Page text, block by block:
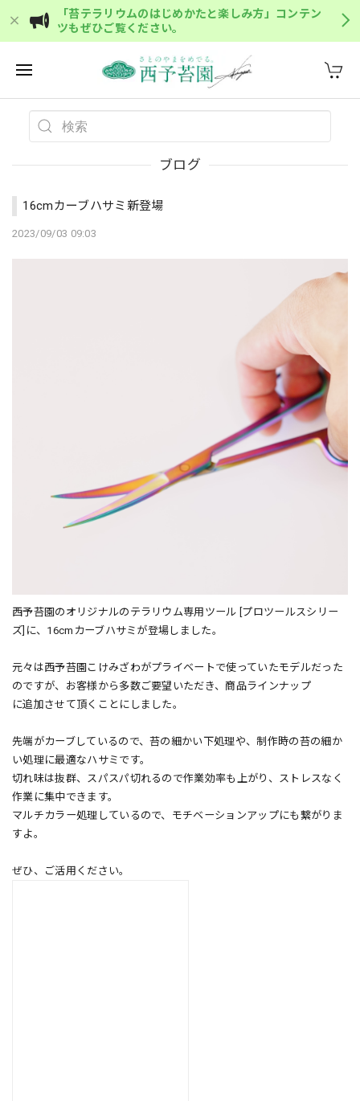
「苔テラリウムのはじめかたと楽しみ方」コンテン
ツもぜひご覧ください。
ブログ
16cmカーブハサミ新登場
2023/09/03 09:03
西予苔園のオリジナルのテラリウム専用ツール [プロツールスシリー
ズ]に、16cmカーブハサミが登場しました。
元々は西予苔園こけみざわがプライベートで使っていたモデルだった
のですが、お客様から多数ご要望いただき、商品ラインナップ
に追加させて頂くことにしました。
先端がカーブしているので、苔の細かい下処理や、制作時の苔の細か
い処理に最適なハサミです。
切れ味は抜群、スパスパ切れるので作業効率も上がり、ストレスなく
作業に集中できます。
マルチカラー処理しているので、モチベーションアップにも繋がりま
すよ。
ぜひ、ご活用ください。